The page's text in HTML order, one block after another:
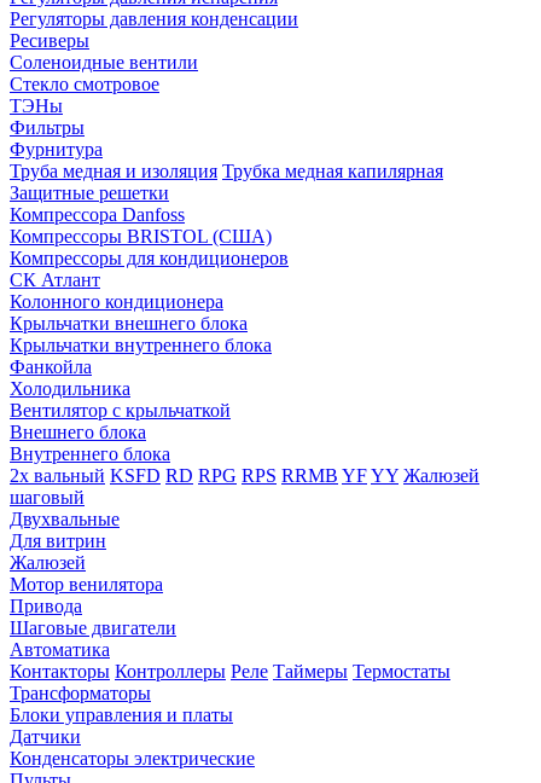
Регуляторы давления конденсации
Ресиверы
Соленоидные вентили
Стекло смотровое
ТЭНы
Фильтры
Фурнитура
Труба медная и изоляция Трубка медная капилярная
Защитные решетки
Компрессора Danfoss
Компрессоры BRISTOL (США)
Компрессоры для кондиционеров
СК Атлант
Колонного кондиционера
Крыльчатки внешнего блока
Крыльчатки внутреннего блока
Фанкойла
Холодильника
Вентилятор с крыльчаткой
Внешнего блока
Внутреннего блока
2х вальный KSFD RD RPG RPS RRMB YFYY Жалюзей
шаговый
Двухвальные
Для витрин
Жалюзей
Мотор венилятора
Привода
Шаговые двигатели
Автоматика
Контакторы Контроллеры Реле Таймеры Термостаты
Трансформаторы
Блоки управления и платы
Датчики
Конденсаторы электрические